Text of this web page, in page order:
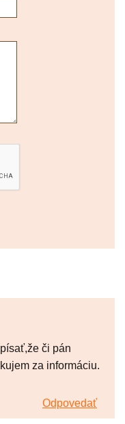
či pán
za informáciu.
Odpovedať